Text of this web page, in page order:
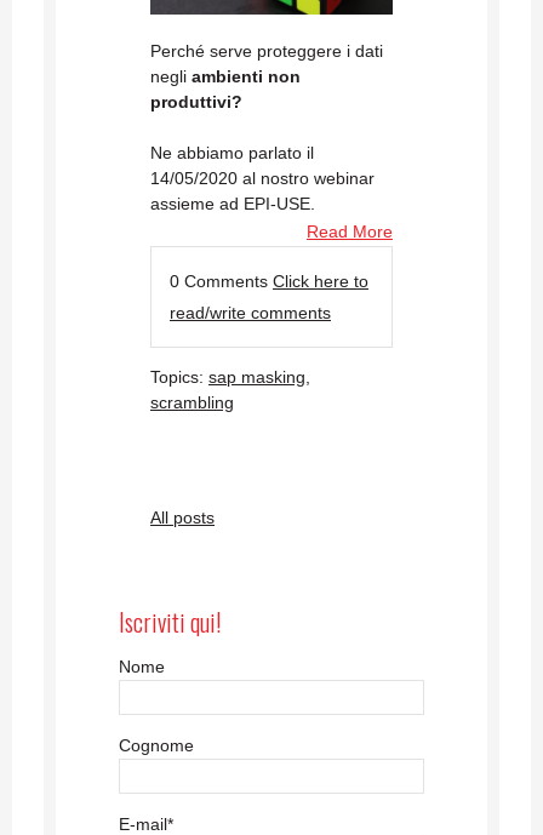
Perché serve proteggere i dati
negli ambienti non
produttivi?
Ne abbiamo parlato il
14/05/2020 al nostro webinar
assieme ad EPI-USE.
Read More
0 Comments Click here to
read/write comments
Topics: sap masking
scrambling
All posts
Iscriviti qui!
Nome
Cognome
E-mail*